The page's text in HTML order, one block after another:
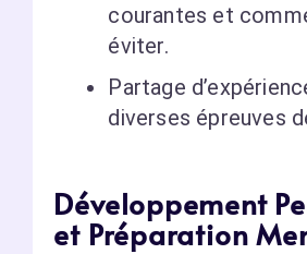
courantes et
éviter.
Partage
diverses épreuves
Développement
et Préparation